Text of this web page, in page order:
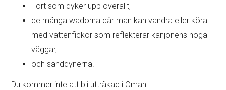
Fort som dyker upp överallt,
de många wadorna där man kan vandra eller köra
med vattenfickor som reflekterar kanjonens höga
väggar,
och sanddynerna!
Du kommer inte att bli uttråkad i Oman!